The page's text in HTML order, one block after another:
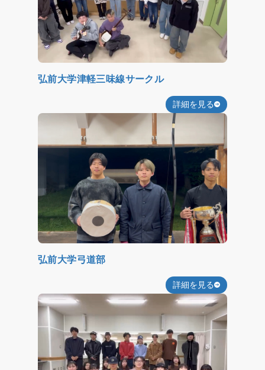
弘前大学津軽三味線サークル
詳細を見る
弘前大学弓道部
詳細を見る